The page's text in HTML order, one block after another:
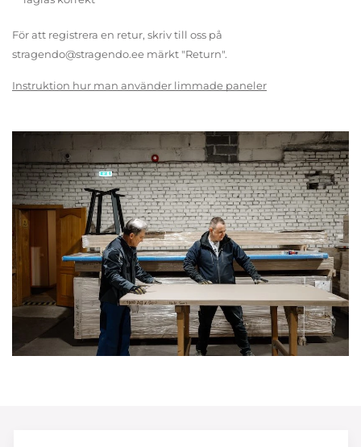
För att registrera en retur, skriv till oss på
stragendo@stragendo.ee märkt "Return".
Instruktion hur man använder limmade paneler